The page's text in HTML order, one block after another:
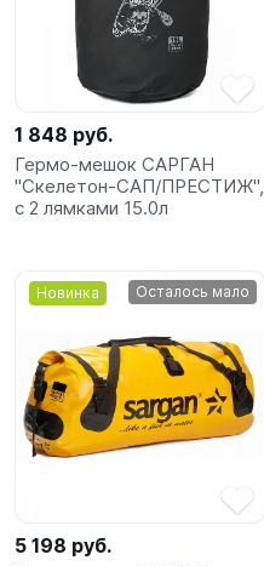
1 848 руб.
Гермо-мешок САРГАН
"Скелетон-САП/ПРЕСТИЖ",
с 2 лямками 15.0л
Новинка Осталось мало
5 198 руб.